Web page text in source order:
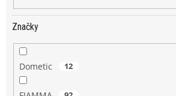
Značky
Dometic 12